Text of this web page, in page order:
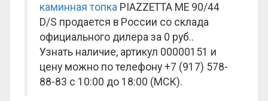
каминная топка PIAZZETTA ME 90/44
D/S продается в России со склада
официального дилера за 0 руб..
Узнать наличие, артикул 00000151 и
цену можно по телефону +7 (917) 578-
88-83 с 10:00 до 18:00 (МСК).